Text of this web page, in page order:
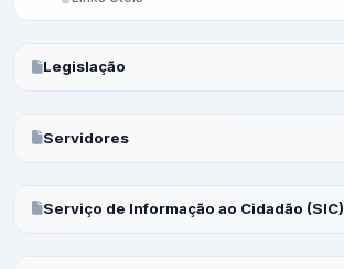
Legislação
Servidores
Serviço de Informação ao Cidadão (SIC)